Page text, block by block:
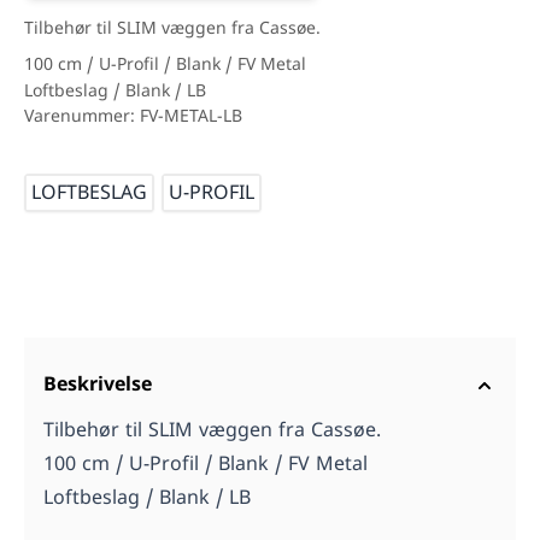
Tilbehør til SLIM væggen fra Cassøe.
100 cm / U-Profil / Blank / FV Metal
Loftbeslag / Blank / LB
Varenummer: FV-METAL-LB
LOFTBESLAG U-PROFIL
Beskrivelse
Tilbehør til SLIM væggen fra Cassøe.
100 cm / U-Profil / Blank / FV Metal
Loftbeslag / Blank / LB